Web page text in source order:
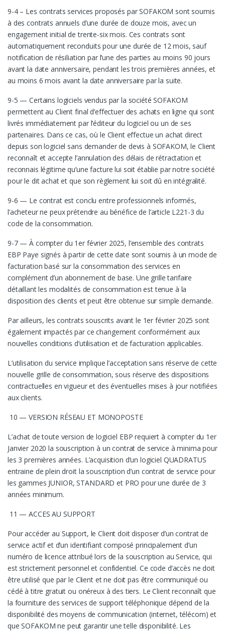
9-4 – Les contrats services proposés par SOFAKOM sont soumis
à des contrats annuels d’une durée de douze mois, avec un
engagement initial de trente-six mois. Ces contrats sont
automatiquement reconduits pour une durée de 12 mois, sauf
notification de résiliation par l’une des parties au moins 90 jours
avant la date anniversaire, pendant les trois premières années, et
au moins 6 mois avant la date anniversaire par la suite.
9-5 — Certains logiciels vendus par la société SOFAKOM
permettent au Client final d’effectuer des achats en ligne qui sont
livrés immédiatement par l’éditeur du logiciel ou un de ses
partenaires. Dans ce cas, où le Client effectue un achat direct
depuis son logiciel sans demander de devis à SOFAKOM, le Client
reconnaît et accepte l’annulation des délais de rétractation et
reconnais légitime qu’une facture lui soit établie par notre société
pour le dit achat et que son règlement lui soit dû en intégralité.
9-6 — Le contrat est conclu entre professionnels informés,
l’acheteur ne peux prétendre au bénéfice de l’article L221-3 du
code de la consommation.
9-7 — À compter du 1er février 2025, l’ensemble des contrats
EBP Paye signés à partir de cette date sont soumis à un mode de
facturation basé sur la consommation des services en
complément d’un abonnement de base. Une grille tarifaire
détaillant les modalités de consommation est tenue à la
disposition des clients et peut être obtenue sur simple demande.
Par ailleurs, les contrats souscrits avant le 1er février 2025 sont
également impactés par ce changement conformément aux
nouvelles conditions d’utilisation et de facturation applicables.
L’utilisation du service implique l’acceptation sans réserve de cette
nouvelle grille de consommation, sous réserve des dispositions
contractuelles en vigueur et des éventuelles mises à jour notifiées
aux clients.
10 — VERSION RÉSEAU ET MONOPOSTE
L’achat de toute version de logiciel EBP requiert à compter du 1er
Janvier 2020 la souscription à un contrat de service à minima pour
les 3 premières années. L’acquisition d’un logiciel QUADRATUS
entraine de plein droit la souscription d’un contrat de service pour
les gammes JUNIOR, STANDARD et PRO pour une durée de 3
années minimum.
11 — ACCES AU SUPPORT
Pour accéder au Support, le Client doit disposer d’un contrat de
service actif et d’un identifiant composé principalement d’un
numéro de licence attribué lors de la souscription au Service, qui
est strictement personnel et confidentiel. Ce code d’accès ne doit
être utilisé que par le Client et ne doit pas être communiqué ou
cédé à titre gratuit ou onéreux à des tiers. Le Client reconnaît que
la fourniture des services de support téléphonique dépend de la
disponibilité des moyens de communication (internet, télécom) et
que SOFAKOM ne peut garantir une telle disponibilité. Les